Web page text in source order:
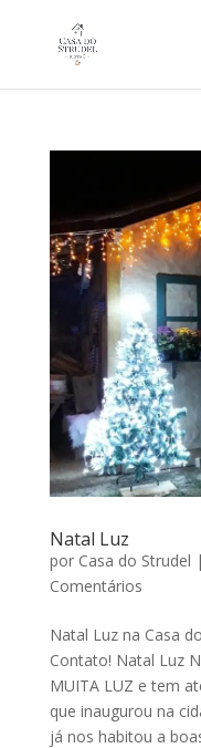
Natal Luz
por Casa do Strudel |
Comentários
Natal Luz na Casa
Contato! Natal Luz
MUITA LUZ e tem
que inaugurou na
já nos habitou a